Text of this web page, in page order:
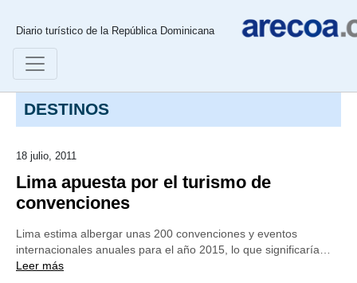
Diario turístico de la República Dominicana
DESTINOS
18 julio, 2011
Lima apuesta por el turismo de
convenciones
Lima estima albergar unas 200 convenciones y eventos
internacionales anuales para el año 2015, lo que significaría…
Leer más